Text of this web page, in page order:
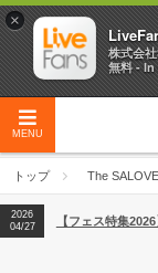
MENU
トップ The
2026
04/27
2026
【ライブ動員ラ
2026
04/27
【フェス特集
×
株式会
無料 -